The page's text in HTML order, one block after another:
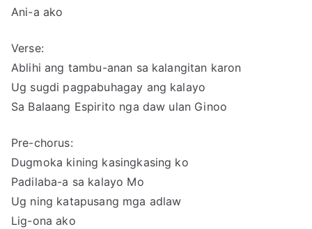
Ani-a ako
Verse:
Ablihi ang tambu-anan sa kalangitan karon
Ug sugdi pagpabuhagay ang kalayo
Sa Balaang Espirito nga daw ulan Ginoo
Pre-chorus:
Dugmoka kining kasingkasing ko
Padilaba-a sa kalayo Mo
Ug ning katapusang mga adlaw
Lig-ona ako